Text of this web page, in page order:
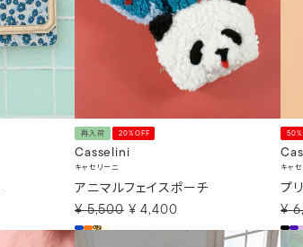
再入荷 20%OFF
Casselini
キャセリーニ
アニマルフェイスポーチ
¥ 5,500 ¥ 4,400
キャ
プ
¥